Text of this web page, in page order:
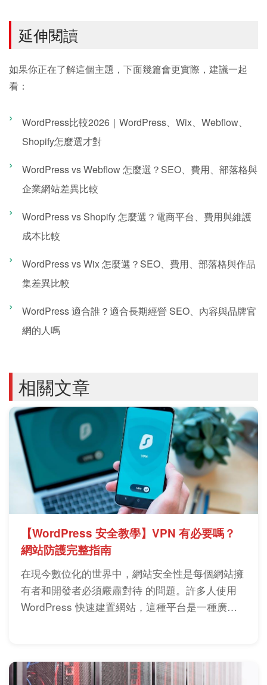
延伸閱讀
如果你正在了解這個主題，下面幾篇會更實際，建議一起
看：
WordPress比較2026｜WordPress、Wix、Webflow、
Shopify怎麼選才對
WordPress vs Webflow 怎麼選？SEO、費用、部落格與
企業網站差異比較
WordPress vs Shopify 怎麼選？電商平台、費用與維護
成本比較
WordPress vs Wix 怎麼選？SEO、費用、部落格與作品
集差異比較
WordPress 適合誰？適合長期經營 SEO、內容與品牌官
網的人嗎
相關文章
【WordPress 安全教學】VPN 有必要嗎？
網站防護完整指南
在現今數位化的世界中，網站安全性是每個網站擁
有者和開發者必須嚴肅對待 的問題。許多人使用
WordPress 快速建置網站，這種平台是一種廣泛